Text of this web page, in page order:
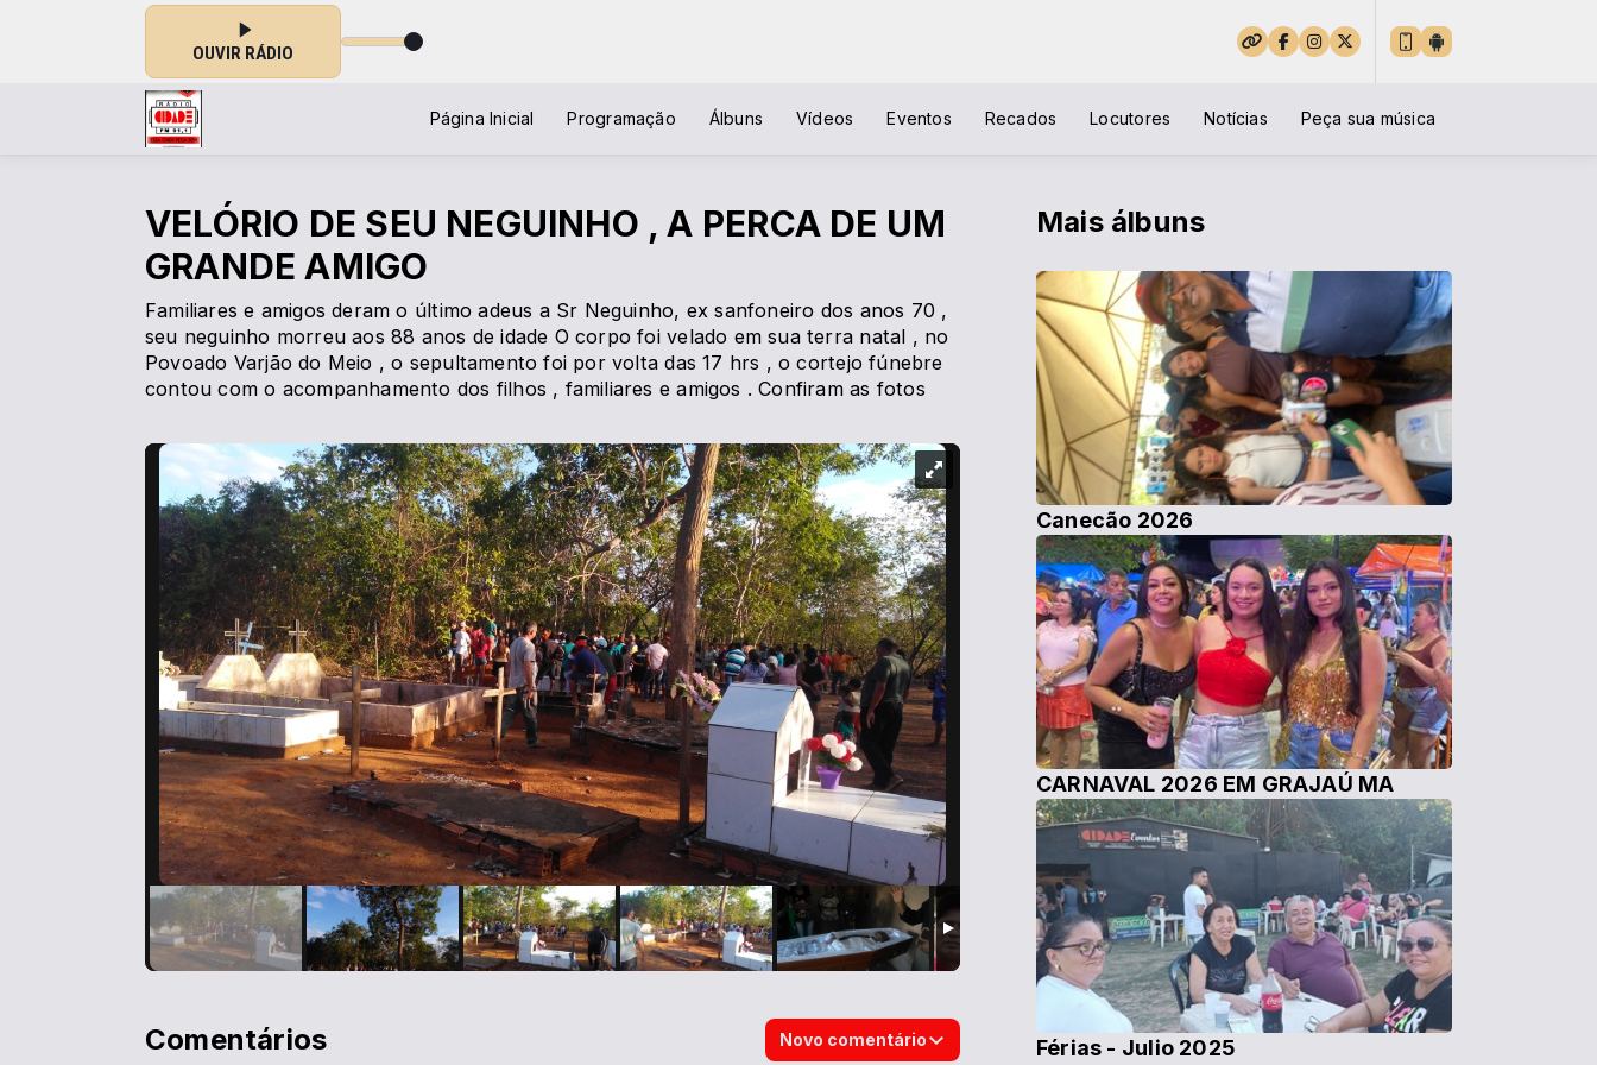
OUVIR RÁDIO
Página Inicial Programação Álbuns Vídeos Eventos Recados Locutores Notícias Peça sua música
VELÓRIO DE SEU NEGUINHO , A PERCA DE UM
GRANDE AMIGO
Familiares e amigos deram o último adeus a Sr Neguinho, ex sanfoneiro dos anos 70 ,
seu neguinho morreu aos 88 anos de idade O corpo foi velado em sua terra natal , no
Povoado Varjão do Meio , o sepultamento foi por volta das 17 hrs , o cortejo fúnebre
contou com o acompanhamento dos filhos , familiares e amigos . Confiram as fotos
Mais álbuns
Canecão 2026
CARNAVAL 2026 EM GRAJAÚ MA
Férias - Julio 2025
Comentários Novo comentário